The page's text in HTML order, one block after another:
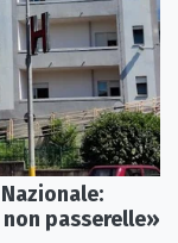
passerelle»